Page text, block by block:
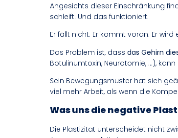
Angesichts dieser Einschränkung
schleift. Und das funktioniert.
Er fällt nicht. Er kommt voran. Er
Das Problem ist, dass das Gehirn
Botulinumtoxin, Neurotomie, …),
Sein Bewegungsmuster hat sich
viel mehr Arbeit, als wenn die
Was uns die negative
Die Plastizität unterscheidet nicht